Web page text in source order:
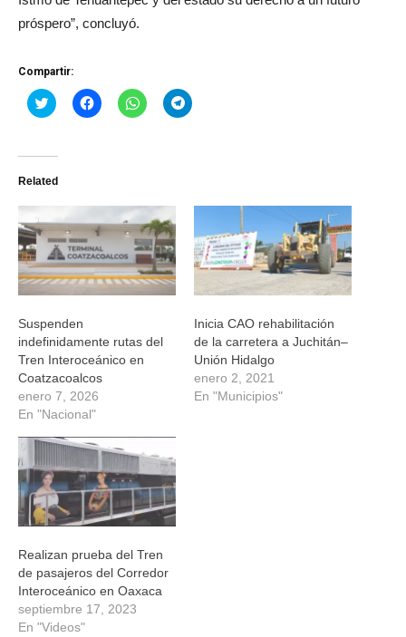
próspero”, concluyó.
Compartir:
Haz
clic
Twitter
abre
ventana
nueva)
Haz
clic
una
ventana
nueva)
Haz
clic
una
ventana
nueva)
Haz
clic
una
nueva)
Related
Suspenden
indefinidamente rutas del
Tren Interoceánico en
Coatzacoalcos
enero 7, 2026
En "Nacional"
Inicia CAO rehabilitación
de la carretera a Juchitán–
Unión Hidalgo
enero 2, 2021
En "Municipios"
Realizan prueba del Tren
de pasajeros del Corredor
Interoceánico en Oaxaca
septiembre 17, 2023
En "Videos"